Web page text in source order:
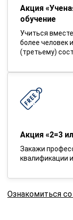
Акция
обучение
Учиться
более человек
(третьему)
Акция «2=3
Закажи
квалификации
Ознакомиться